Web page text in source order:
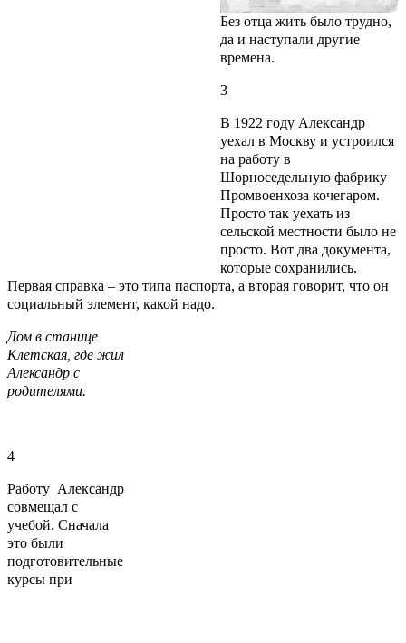
Без отца жить было трудно,
да и наступали другие
времена.
3
В 1922 году Александр
уехал в Москву и устроился
на работу в
Шорноседельную фабрику
Промвоенхоза кочегаром.
Просто так уехать из
сельской местности было не
просто. Вот два документа,
которые сохранились.
Первая справка – это типа паспорта, а вторая говорит, что он
социальный элемент, какой надо.
Дом в станице
Клетская, где жил
Александр с
родителями.
4
Работу Александр
совмещал с
учебой. Сначала
это были
подготовительные
курсы при